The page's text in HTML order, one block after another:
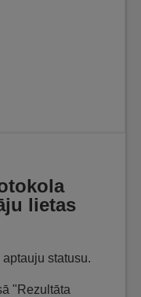
lietas
statusu.
"Rezultāta